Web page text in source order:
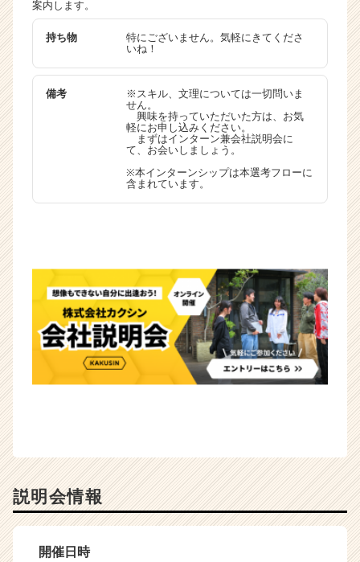
案内します。
持ち物
特にございません。気軽にきてくださ
いね！
備考
※スキル、文理については一切問いま
せん。
興味を持っていただいた方は、お気
軽にお申し込みください。
まずはインターン兼会社説明会に
て、お会いしましょう。
※本インターンシップは本選考フローに
含まれています。
説明会情報
開催日時